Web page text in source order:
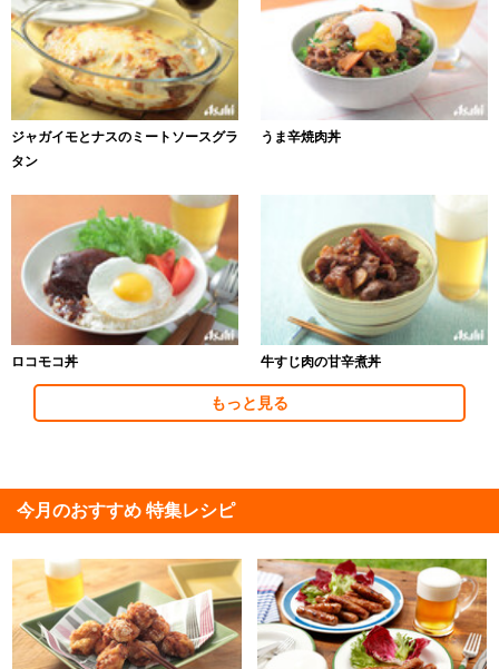
ジャガイモとナスのミートソースグラ
タン
うま辛焼肉丼
ロコモコ丼 牛すじ肉の甘辛煮丼
もっと見る
今月のおすすめ 特集レシピ